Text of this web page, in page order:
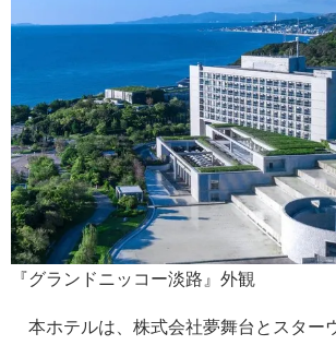
『グランドニッコー淡路』外観
本ホテルは、株式会社夢舞台とスター